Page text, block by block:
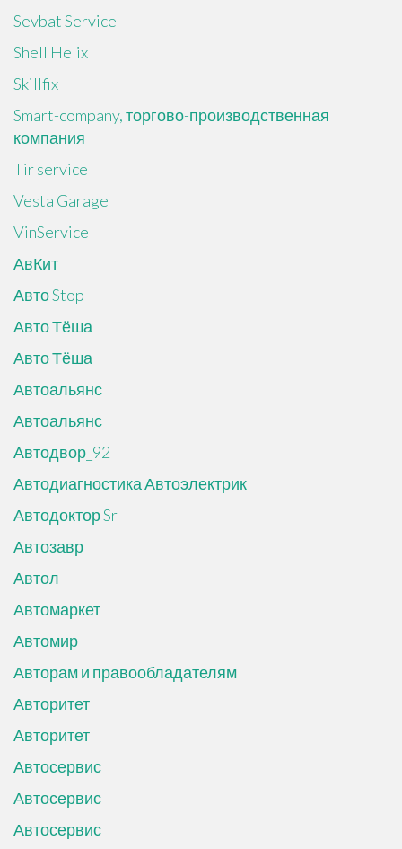
Sevbat Service
Shell Helix
Skillfix
Smart-company, торгово-производственная
компания
Tir service
Vesta Garage
VinService
АвКит
Авто Stop
Авто Тёша
Авто Тёша
Автоальянс
Автоальянс
Автодвор_92
Автодиагностика Автоэлектрик
Автодоктор Sr
Автозавр
Автол
Автомаркет
Автомир
Авторам и правообладателям
Авторитет
Авторитет
Автосервис
Автосервис
Автосервис